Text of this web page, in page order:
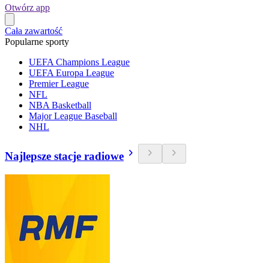
Otwórz app
Cała zawartość
Popularne sporty
UEFA Champions League
UEFA Europa League
Premier League
NFL
NBA Basketball
Major League Baseball
NHL
Najlepsze stacje radiowe